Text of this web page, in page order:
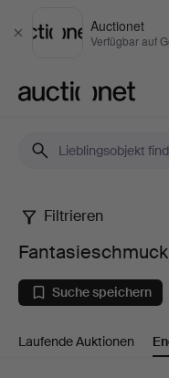
Schließen
Auctionet
Verfügbar auf
in
Vereinigtes
Königreich
Filtrieren
Suche speichern
Laufende Auktionen